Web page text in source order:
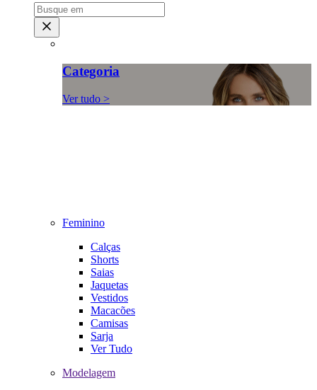
Categoria
Ver tudo >
Feminino
Calças
Shorts
Saias
Jaquetas
Vestidos
Macacões
Camisas
Sarja
Ver Tudo
Modelagem